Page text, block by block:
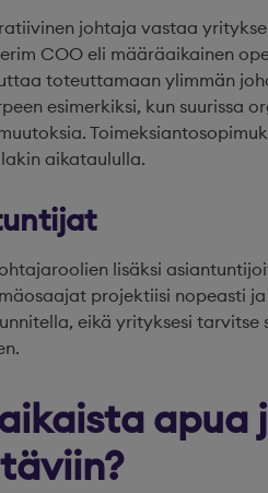
johtaja vastaa
COO eli määräaikainen
toteuttamaan ylimmän
esimerkiksi, kun suurissa
aikataululla.
lisäksi
projektiisi nopeasti
eikä yrityksesi tarvitse
apua